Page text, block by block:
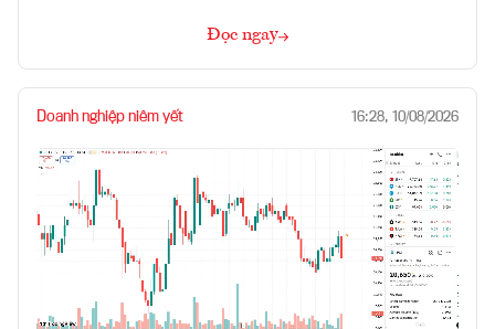
Đọc ngay
Doanh nghiệp niêm yết 16:28, 10/08/2026